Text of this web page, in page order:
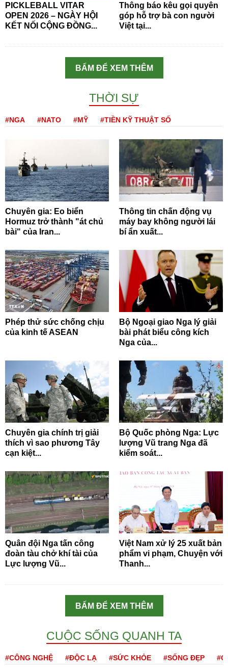
PICKLEBALL VITAR
OPEN 2026 – NGÀY HỘI
KẾT NỐI CỘNG ĐỒNG...
Thông báo kêu gọi quyên
góp hỗ trợ bà con người
Việt tại...
BẤM ĐỂ XEM THÊM
THỜI SỰ
#NGA #NATO #MỸ #TIỀN KỸ THUẬT SỐ
Chuyên gia: Eo biển
Hormuz trở thành "át chủ
bài" của Iran...
Thông tin chấn động vụ
máy bay không người lái
bí ẩn xuất...
Phép thử sức chống chịu
của kinh tế ASEAN
Bộ Ngoại giao Nga lý giải
bài phát biểu công kích
Nga của...
Chuyên gia chính trị giải
thích vì sao phương Tây
cạn kiệt...
Bộ Quốc phòng Nga: Lực
lượng Vũ trang Nga đã
kiểm soát...
Quân đội Nga tấn công
đoàn tàu chở khí tài của
Lực lượng Vũ...
Việt Nam xử lý 25 xuất bản
phẩm vi phạm, Chuyện với
Thanh...
BẤM ĐỂ XEM THÊM
CUỘC SỐNG QUANH TA
#CÔNG NGHỆ #ĐỘC LẠ #SỨC KHỎE #SỐNG ĐẸP